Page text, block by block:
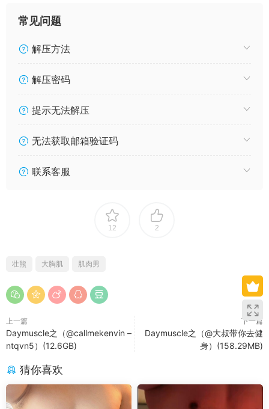
常见问题
解压方法
解压密码
提示无法解压
无法获取邮箱验证码
联系客服
12 2
壮熊 大胸肌 肌肉男
上一篇
Daymuscle之（@callmekenvin –
ntqvn5）(12.6GB)
下一篇
Daymuscle之（@大叔带你去健
身）(158.29MB)
猜你喜欢